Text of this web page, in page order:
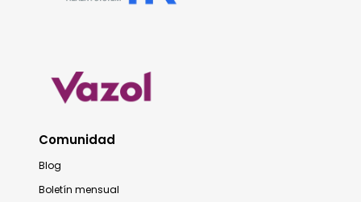
Comunidad
Blog
Boletín mensual